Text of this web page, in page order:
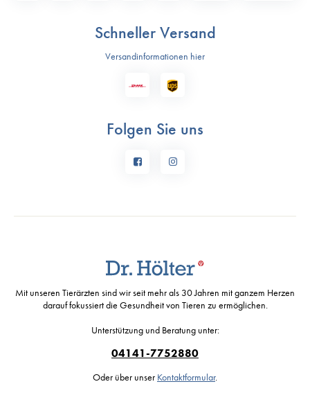
Schneller Versand
Versandinformationen hier
Folgen Sie uns
Mit unseren Tierärzten sind wir seit mehr als 30 Jahren mit ganzem Herzen
darauf fokussiert die Gesundheit von Tieren zu ermöglichen.
Unterstützung und Beratung unter:
04141-7752880
Oder über unser Kontaktformular.